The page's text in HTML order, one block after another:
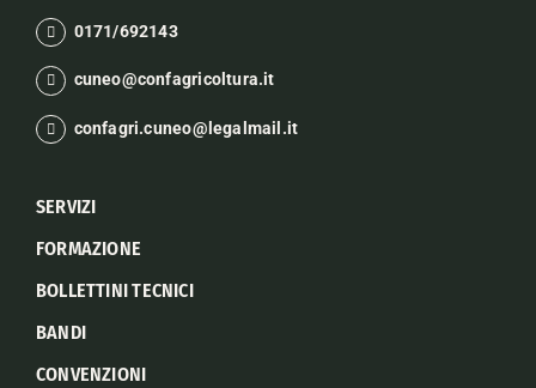
0171/692143
cuneo@confagricoltura.it
confagri.cuneo@legalmail.it
SERVIZI
FORMAZIONE
BOLLETTINI TECNICI
BANDI
CONVENZIONI